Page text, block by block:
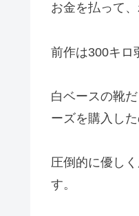
お金を払って
前作は300キロ
白ベースの靴
ーズを購入した
圧倒的に優し
す。